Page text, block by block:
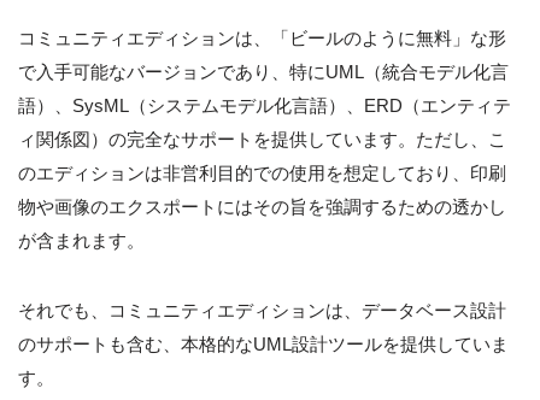
コミュニティエディションは、「ビールのように無料」な形
で入手可能なバージョンであり、特にUML（統合モデル化言
語）、SysML（システムモデル化言語）、ERD（エンティテ
ィ関係図）の完全なサポートを提供しています。ただし、こ
のエディションは非営利目的での使用を想定しており、印刷
物や画像のエクスポートにはその旨を強調するための透かし
が含まれます。
それでも、コミュニティエディションは、データベース設計
のサポートも含む、本格的なUML設計ツールを提供していま
す。